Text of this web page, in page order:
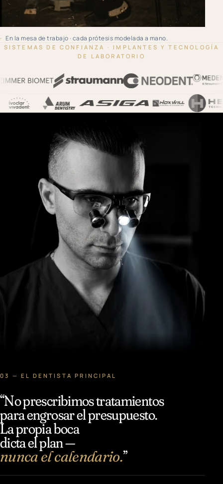
61 TS 1967
En la mesa de trabajo · cada prótesis modelada a mano.
SISTEMAS DE CONFIANZA · IMPLANTES Y TECNOLOGÍA
DE LABORATORIO
03 — EL DENTISTA PRINCIPAL
“No prescribimos tratamientos
para engrosar el presupuesto.
La propia boca
dicta el plan —
nunca el calendario.”